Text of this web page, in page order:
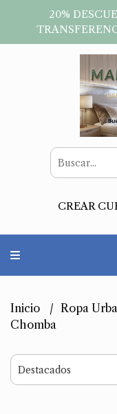
20%
CREAR
Inicio Ropa
Chomba